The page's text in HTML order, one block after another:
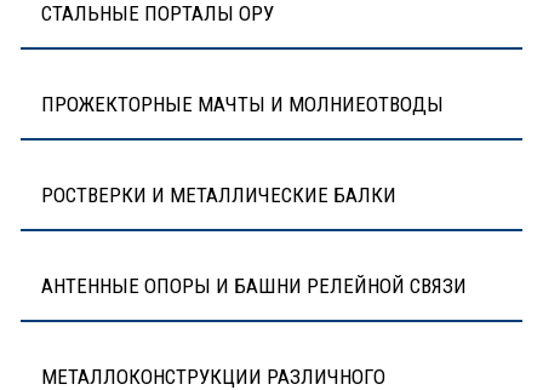
СТАЛЬНЫЕ ПОРТАЛЫ ОРУ
ПРОЖЕКТОРНЫЕ МАЧТЫ И МОЛНИЕОТВОДЫ
РОСТВЕРКИ И МЕТАЛЛИЧЕСКИЕ БАЛКИ
АНТЕННЫЕ ОПОРЫ И БАШНИ РЕЛЕЙНОЙ СВЯЗИ
МЕТАЛЛОКОНСТРУКЦИИ РАЗЛИЧНОГО